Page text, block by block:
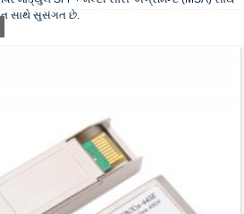
સાથે સુસંગત છે.